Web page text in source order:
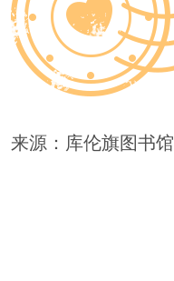
来源：库伦旗图书馆